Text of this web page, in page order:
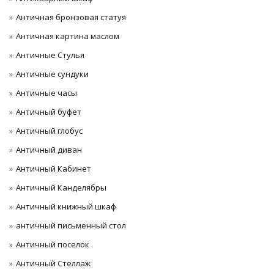
Античная бронзовая статуя
Античная картина маслом
Античные Стулья
Античные сундуки
Античные часы
Античный буфет
Античный глобус
Античный диван
Античный Кабинет
Античный Канделябры
Античный книжный шкаф
античный письменный стол
Античный поселок
Античный Стеллаж